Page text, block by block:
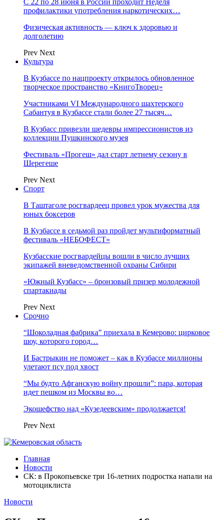
С 22 по 28 июня в России проходит Неделя
профилактики употребления наркотических…
Физическая активность — ключ к здоровью и
долголетию
Prev Next
Культура
В Кузбассе по нацпроекту открылось обновленное
творческое пространство «КнигоТворец»
Участниками VI Международного шахтерского
Сабантуя в Кузбассе стали более 27 тысяч…
В Кузбасс привезли шедевры импрессионистов из
коллекции Пушкинского музея
Фестиваль «Прогеш» дал старт летнему сезону в
Шерегеше
Prev Next
Спорт
В Таштаголе росгвардеец провел урок мужества для
юных боксеров
В Кузбассе в седьмой раз пройдет мультиформатный
фестиваль «НЕБОФЕСТ»
Кузбасские росгвардейцы вошли в число лучших
экипажей вневедомственной охраны Сибири
«Южный Кузбасс» – бронзовый призер молодежной
спартакиады
Prev Next
Срочно
“Шоколадная фабрика” приехала в Кемерово: цирковое
шоу, которого город…
И Бастрыкин не поможет – как в Кузбассе миллионы
улетают псу под хвост
“Мы будто Афганскую войну прошли”: пара, которая
идет пешком из Москвы во…
Экошефство над «Кузедеевским» продолжается!
Prev Next
Главная
Новости
СК: в Прокопьевске три 16-летних подростка напали на
мотоциклиста
Новости